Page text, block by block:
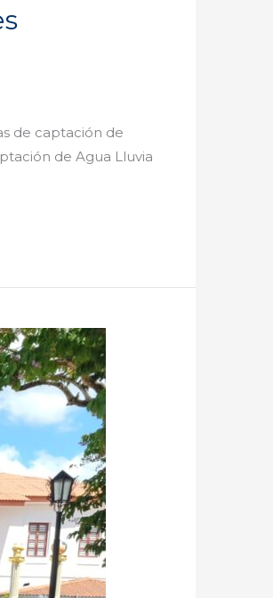
de captación de
de Agua Lluvia